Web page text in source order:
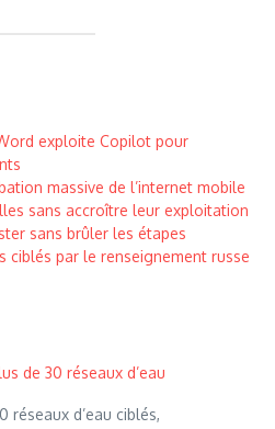
exploite Copilot pour
massive de l’internet mobile
sans accroître leur exploitation
sans brûler les étapes
ciblés par le renseignement russe
de 30 réseaux d’eau
réseaux d’eau ciblés,